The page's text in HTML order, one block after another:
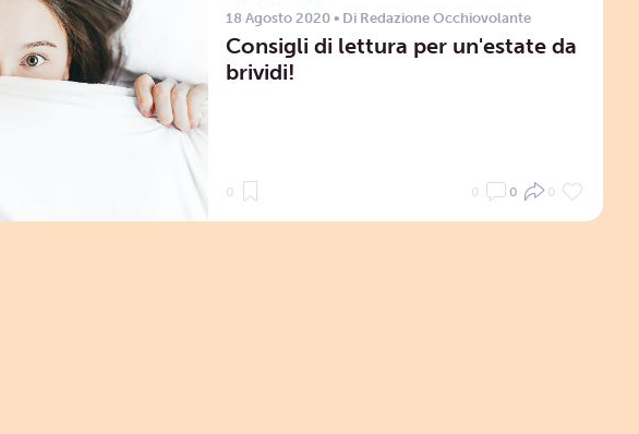
18 Agosto 2020• Di Redazione Occhiovolante
Consigli di lettura per un'estate da
brividi!
0 0 0 0